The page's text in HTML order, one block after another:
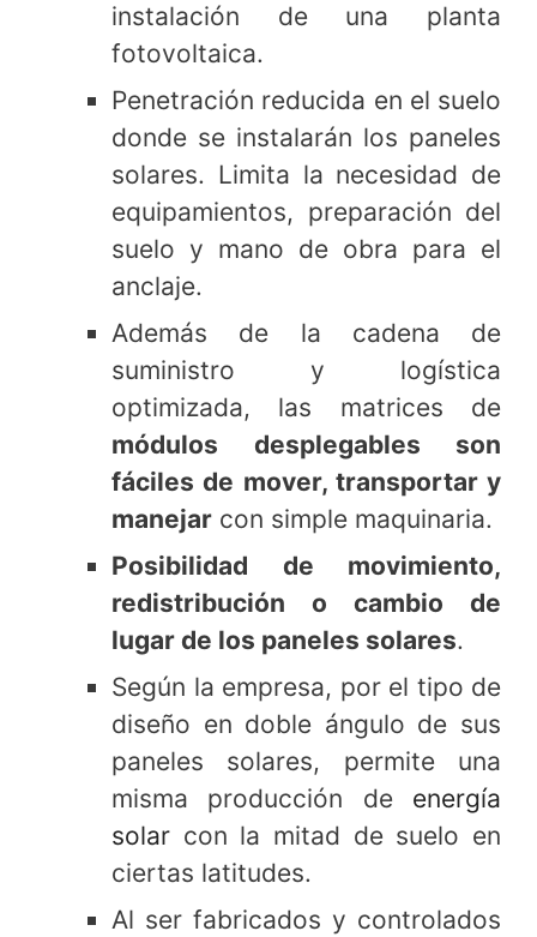
instalación de una planta
fotovoltaica.
Penetración reducida en el suelo
donde se instalarán los paneles
solares. Limita la necesidad de
equipamientos, preparación del
suelo y mano de obra para el
anclaje.
Además de la cadena de
suministro y logística
optimizada, las matrices de
módulos desplegables son
fáciles de mover, transportar y
manejar con simple maquinaria.
Posibilidad de movimiento,
redistribución o cambio de
lugar de los paneles solares.
Según la empresa, por el tipo de
diseño en doble ángulo de sus
paneles solares, permite una
misma producción de energía
solar con la mitad de suelo en
ciertas latitudes.
Al ser fabricados y controlados